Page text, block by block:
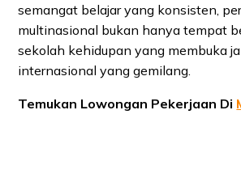
semangat belajar yang konsisten,
multinasional bukan hanya tempat
sekolah kehidupan yang membuka
internasional yang gemilang.
Temukan Lowongan Pekerjaan Di